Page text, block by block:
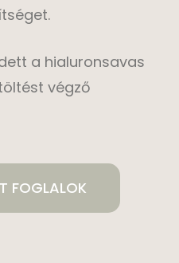
a hialuronsavas
végző
FOGLALOK